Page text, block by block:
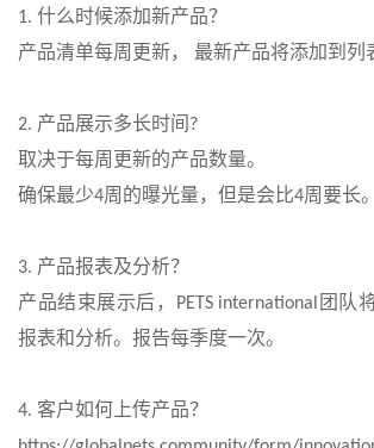
1. 什么时候添加新产品？
产品清单每周更新，
最新产品将添加到列
2. 产品展示多长时间 ?
取决于每周更新的产品数量。
确保最少4周的曝光量，但是会比4周要长。
3. 产品报表及分析？
产品结束展示后，
PETS international 团队
报表和分析。报告每季度一次。
4. 客户如何上传产品？